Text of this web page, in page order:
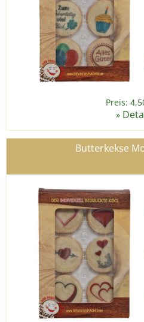
Preis:
»
Butterkekse